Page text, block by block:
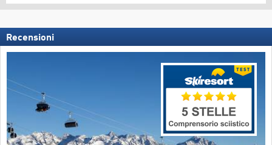
Recensioni